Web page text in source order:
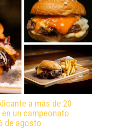
a más de 20
un campeonato
de agosto